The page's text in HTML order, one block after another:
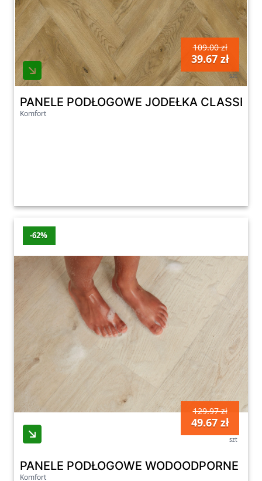
109.00 zł
39.67 zł
szt
PANELE PODŁOGOWE JODEŁKA
Komfort
-62%
129.97 zł
49.67 zł
szt
PANELE PODŁOGOWE WODOODPORNE
Komfort